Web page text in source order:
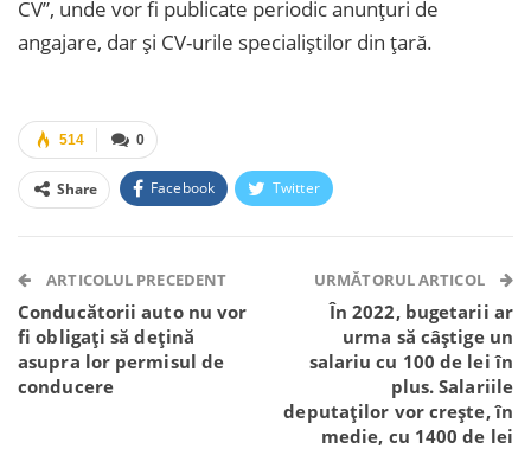
CV”, unde vor fi publicate periodic anunțuri de
angajare, dar și CV-urile specialiștilor din țară.
0
514
Share Facebook Twitter
Telegram WhatsApp Viber
ARTICOLUL PRECEDENT
Conducătorii auto nu vor
fi obligați să dețină
asupra lor permisul de
conducere
URMĂTORUL ARTICOL
În 2022, bugetarii ar
urma să câștige un
salariu cu 100 de lei în
plus. Salariile
deputaților vor crește, în
medie, cu 1400 de lei